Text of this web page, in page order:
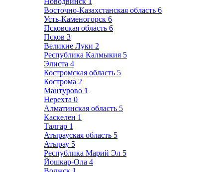
Восточно-Казахстанская область 6
Усть-Каменогорск 6
Псковская область 6
Псков 3
Великие Луки 2
Республика Калмыкия 5
Элиста 4
Костромская область 5
Кострома 2
Мантурово 1
Нерехта 0
Алматинская область 5
Каскелен 1
Талгар 1
Атырауская область 5
Атырау 5
Республика Марий Эл 5
Йошкар-Ола 4